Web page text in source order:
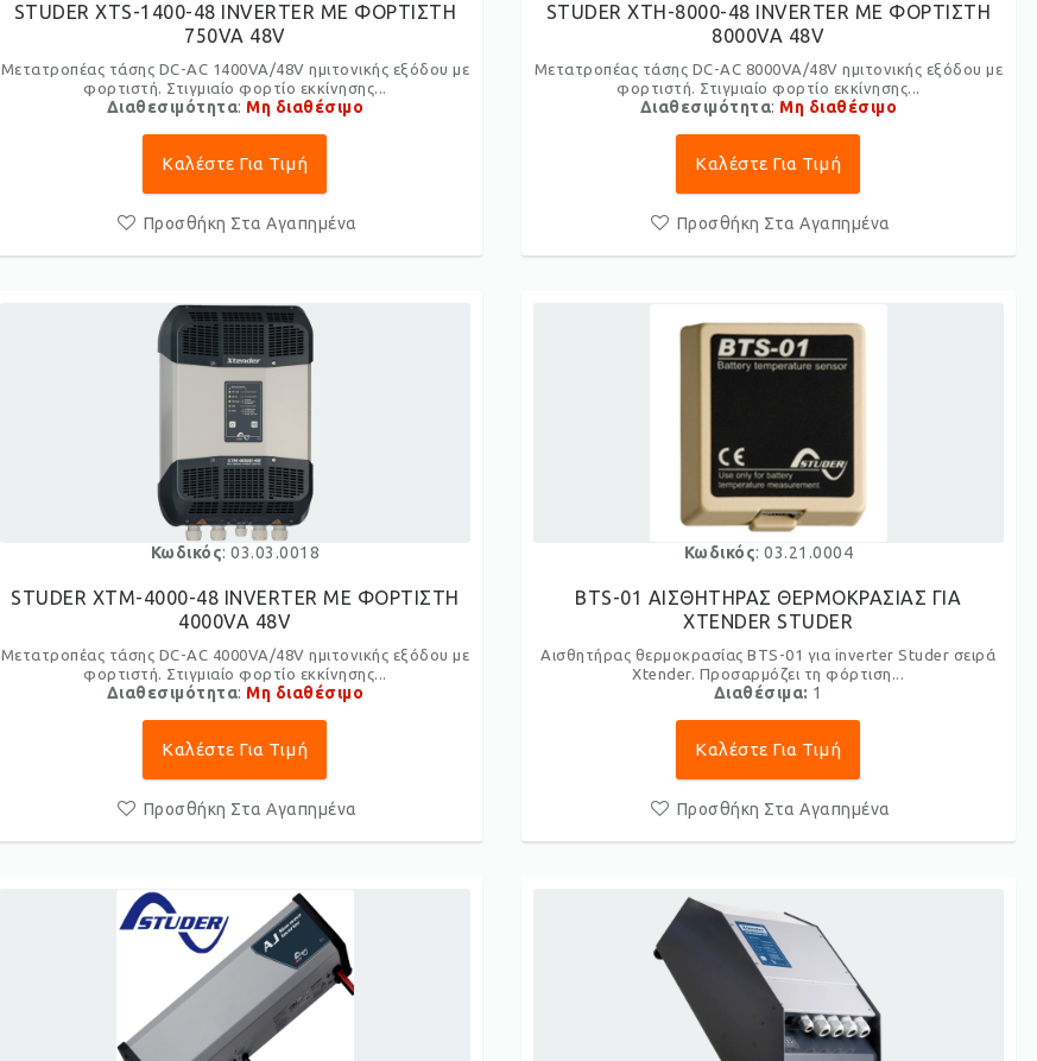
STUDER XTS-1400-48 INVERTER ME ΦΟΡΤΙΣΤΗ
750VA 48V
Μετατροπέας τάσης DC-AC 1400VA/48V ημιτονικής εξόδου με
φορτιστή. Στιγμιαίο φορτίο εκκίνησης...
Διαθεσιμότητα: Μη διαθέσιμο
Καλέστε Για Τιμή
Προσθήκη Στα Αγαπημένα
STUDER XTH-8000-48 INVERTER ME ΦΟΡΤΙΣΤΗ
8000VA 48V
Μετατροπέας τάσης DC-AC 8000VA/48V ημιτονικής εξόδου με
φορτιστή. Στιγμιαίο φορτίο εκκίνησης...
Διαθεσιμότητα: Μη διαθέσιμο
Καλέστε Για Τιμή
Προσθήκη Στα Αγαπημένα
Κωδικός: 03.03.0018
STUDER XTM-4000-48 INVERTER ME ΦΟΡΤΙΣΤΗ
4000VA 48V
Μετατροπέας τάσης DC-AC 4000VA/48V ημιτονικής εξόδου με
φορτιστή. Στιγμιαίο φορτίο εκκίνησης...
Διαθεσιμότητα: Μη διαθέσιμο
Καλέστε Για Τιμή
Προσθήκη Στα Αγαπημένα
Κωδικός: 03.21.0004
BTS-01 ΑΙΣΘΗΤΗΡΑΣ ΘΕΡΜΟΚΡΑΣΙΑΣ ΓΙΑ
XTENDER STUDER
Αισθητήρας θερμοκρασίας BTS-01 για inverter Studer σειρά
Xtender. Προσαρμόζει τη φόρτιση...
Διαθέσιμα: 1
Καλέστε Για Τιμή
Προσθήκη Στα Αγαπημένα